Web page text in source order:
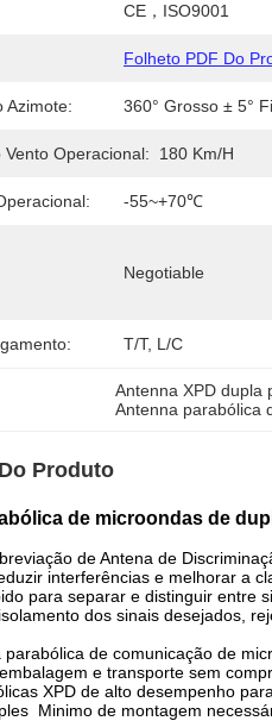
CE，ISO9001
Folheto PDF Do
Azimote: 360° Grosso ± 5°
Vento Operacional: 180 Km/h
-55~+70℃
Negotiable
T/T, L/C
Antenna XPD dupla
Antenna parabólica
Produto
de microondas de
de Antena de
interferências e melhorar a
para separar e distinguir entre
dos sinais desejados,
parabólica de comunicação de
e transporte sem
XPD de alto desempenho
Minimo de montagem